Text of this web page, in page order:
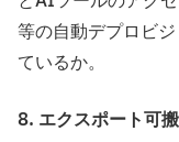
等の自動デプロビ
ているか。
8. エクスポート可